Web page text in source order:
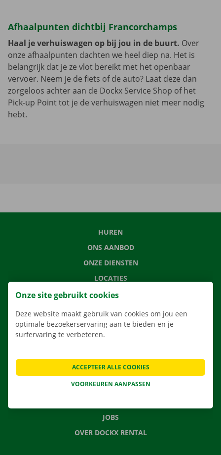
Afhaalpunten dichtbij Francorchamps
Haal je verhuiswagen op bij jou in de buurt. Over
onze afhaalpunten dachten we heel diep na. Het is
belangrijk dat je ze vlot bereikt met het openbaar
vervoer. Neem je de fiets of de auto? Laat deze dan
zorgeloos achter aan de Dockx Service Shop of het
Pick-up Point tot je de verhuiswagen niet meer nodig
hebt.
HUREN
ONS AANBOD
ONZE DIENSTEN
LOCATIES
APP
VERHUISOPLOSSINGEN
VEELGESTELDE VRAGEN
NIEUWS
JOBS
OVER DOCKX RENTAL
Onze site gebruikt cookies
Deze website maakt gebruik van cookies om jou een
optimale bezoekerservaring aan te bieden en je
surfervaring te verbeteren.
VOORKEUREN AANPASSEN
ACCEPTEER ALLE COOKIES